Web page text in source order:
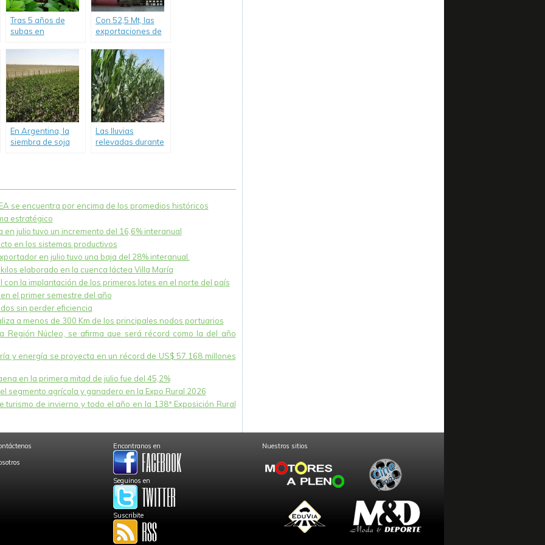
Tras 5 años de
subas en
vuelve la soja en
zona núcleo.
Con 52,5 Mt, las
exportaciones de
complejos
agroindustriales
alcanzaron un
récord en el primer
semestre del año.
En Argentina, la
siembra de soja
Las lluvias
relevadas durante
se encuentra por encima de los promedios históricos
estratégico
julio tuvo un incremento del 16,6% interanual
en los sistemas productivos
en julio tuvo una baja del 28% interanual.
elaborado en la cuenca láctea Villa María
la implantación de los primeros lotes en el norte del país
el primer semestre del año
sin perder eficiencia
a menos de 300 Km de los principales nodos portuarios
Núcleo, se afirma que será récord como la del año
y energía se proyecta en un récord de US$ 57.168 millones
en la primera mitad de julio fue del 45,2%
segmento agrícola y ganadero en la Expo Rural 2026
de invierno y todo el año en la 138ª Exposición Rural
Encontranos en
Seguinos en
Suscribite
Nuestros sitios